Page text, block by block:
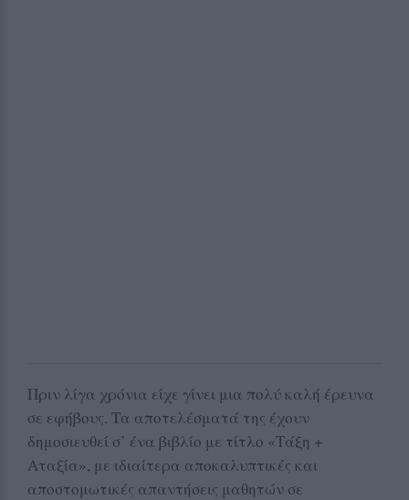
Πριν λίγα χρόνια είχε γίνει μια πολύ καλή έρευνα
σε εφήβους. Τα αποτελέσματά της έχουν
δημοσιευθεί σ’ ένα βιβλίο με τίτλο «Τάξη +
Αταξία», με ιδιαίτερα αποκαλυπτικές και
αποστομωτικές απαντήσεις μαθητών σε